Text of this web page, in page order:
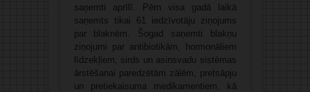
saņemti aprīlī. Pērn visa gadā laikā
saņemts tikai 61 iedzīvotāju ziņojums
par blaknēm. Šogad saņemti blakņu
ziņojumi par antibiotikām, hormonāliem
līdzekļiem, sirds un asinsvadu sistēmas
ārstēšanai paredzētām zālēm, pretsāpju
un pretiekaisuma medikamentiem, kā